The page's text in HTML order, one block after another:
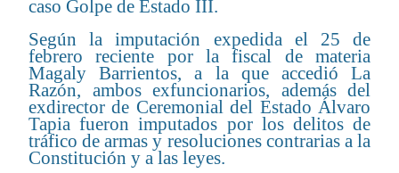
caso Golpe de Estado III.
Según la imputación expedida el 25 de
febrero reciente por la fiscal de materia
Magaly Barrientos, a la que accedió La
Razón, ambos exfuncionarios, además del
exdirector de Ceremonial del Estado Álvaro
Tapia fueron imputados por los delitos de
tráfico de armas y resoluciones contrarias a la
Constitución y a las leyes.